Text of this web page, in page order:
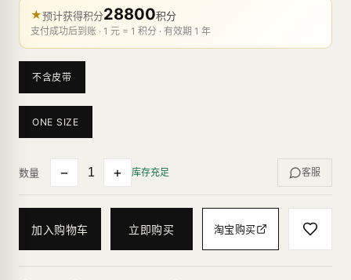
★预计获得积分28800积分
支付成功后到账 · 1 元 = 1 积分 · 有效期 1 年
不含皮带
ONE SIZE
数量 − + 库存充足 客服
加入购物车 立即购买 淘宝购买